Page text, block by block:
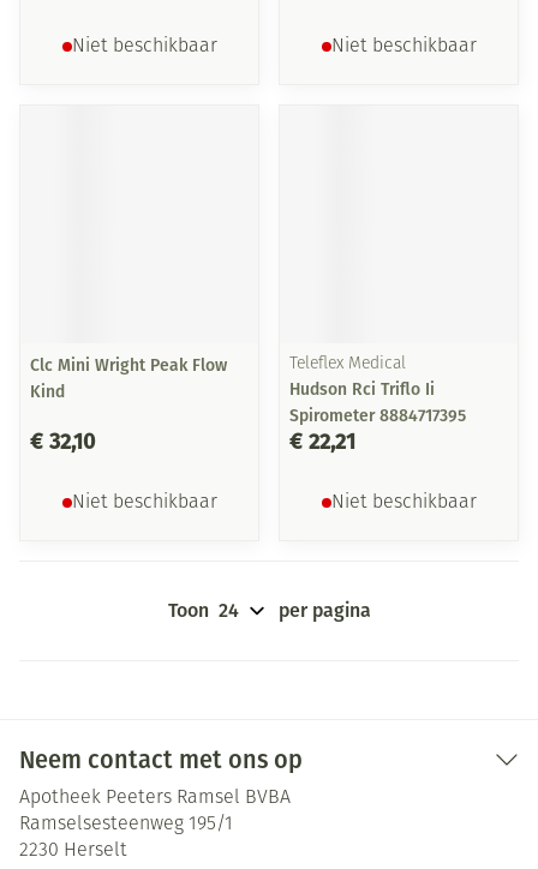
Niet beschikbaar Niet beschikbaar
Clc Mini Wright Peak Flow
Kind
€ 32,10
Niet beschikbaar
Teleflex Medical
Hudson Rci Triflo Ii
Spirometer 8884717395
€ 22,21
Niet beschikbaar
Toon per pagina
Neem contact met ons op
Apotheek Peeters Ramsel BVBA
Ramselsesteenweg 195/1
2230 Herselt